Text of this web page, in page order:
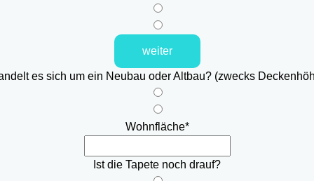
weiter
es sich um ein Neubau oder Altbau? (zwecks
Wohnfläche*
Ist die Tapete noch drauf?